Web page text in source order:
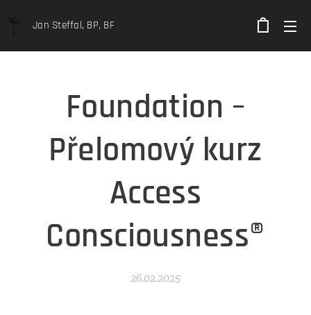
Jan Steffal, BP, BF
Foundation –
Přelomový kurz
Access
Consciousness®
26.02.2025